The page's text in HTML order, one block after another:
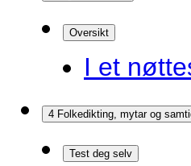
Oversikt
I et
4 Folkedikting, mytar og
Test deg selv